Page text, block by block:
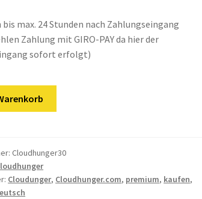
bis max. 24 Stunden nach Zahlungseingang
Zahlung mit GIRO-PAY da hier der
sofort erfolgt)
Cloudhunger30
Cloudunger, Cloudhunger.com, premium, kaufen,